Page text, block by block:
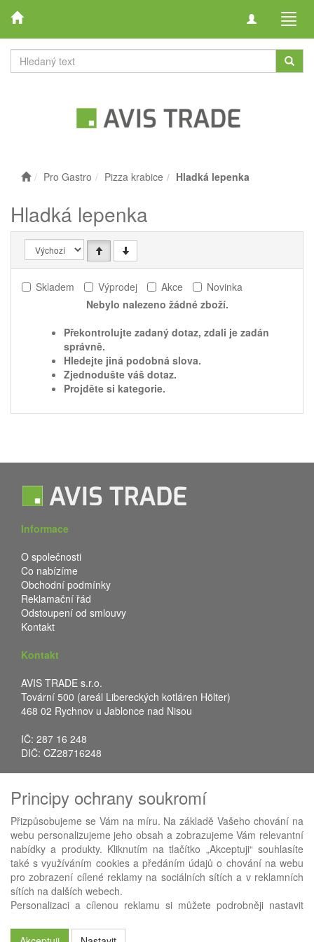
Toggle
Pro Gastro Pizza krabice Hladká lepenka
Hladká lepenka
Skladem Výprodej Akce
Novinka
Nebylo nalezeno žádné zboží.
Překontrolujte zadaný dotaz, zdali je zadán
správně.
Hledejte jiná podobná slova.
Zjednodušte váš dotaz.
Projděte si kategorie.
Informace
O společnosti
Co nabízíme
Obchodní podmínky
Reklamační řád
Odstoupení od smlouvy
Kontakt
Kontakt
AVIS TRADE s.r.o.
Tovární 500 (areál Libereckých kotláren Hölter)
468 02 Rychnov u Jablonce nad Nisou
IČ: 287 16 248
DIČ: CZ28716248
Fax: +420 483 034 590
E-mail:info@avistrade.cz
Web:www.avistrade.cz
Používáme ABRA eShop- nejlepší řešení e-commerce pro náš
Principy ochrany soukromí
Přizpůsobujeme se Vám na míru. Na základě Vašeho chování na
webu personalizujeme jeho obsah a zobrazujeme Vám relevantní
nabídky a produkty. Kliknutím na tlačítko „Akceptuji“ souhlasíte
také s využíváním cookies a předáním údajů o chování na webu
pro zobrazení cílené reklamy na sociálních sítích a v reklamních
sítích na dalších webech.
Personalizaci a cílenou reklamu si můžete podrobněji nastavit